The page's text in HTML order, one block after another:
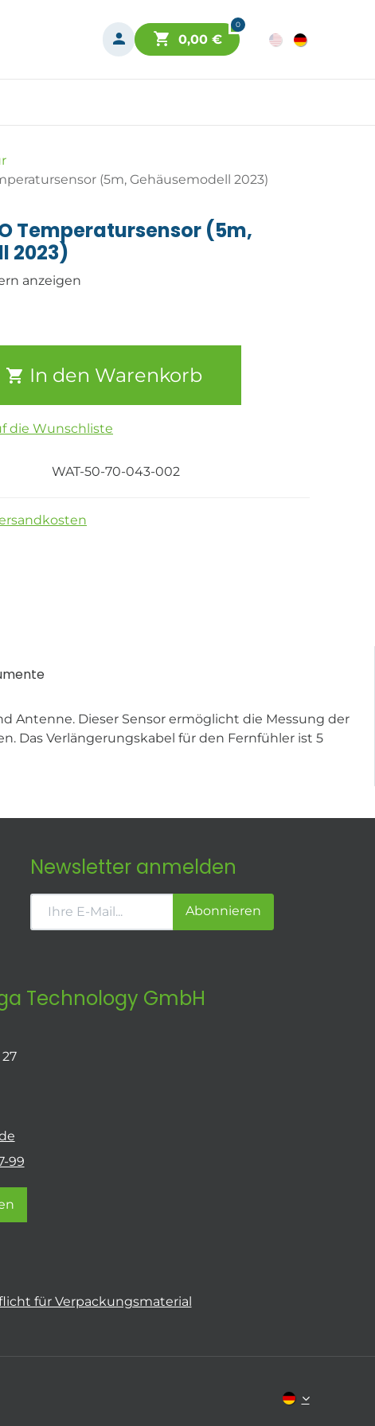
0
0,00€
(5m, Gehäusemodell 2023)
Temperatursensor (5m,
2023)
anzeigen
In den Warenkorb
die Wunschliste
WAT-50-70-043-002
Antenne. Dieser Sensor ermöglicht die Messung der
Das Verlängerungskabel für den Fernfühler ist 5
Newsletter anmelden
Abonnieren
Technology GmbH
99
für Verpackungsmaterial